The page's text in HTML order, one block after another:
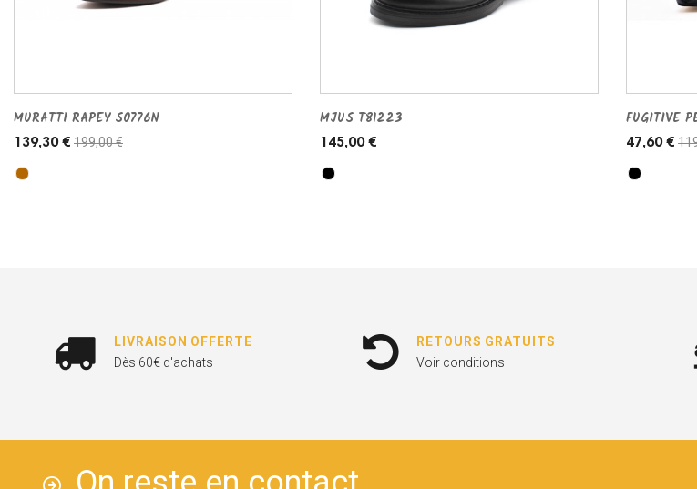
MURATTI RAPEY S0776N
139,30 € 199,00 €
MJUS T81223
145,00 €
FUGITIVE
47,60 €
LIVRAISON OFFERTE
Dès 60€ d'achats
RETOURS GRATUITS
Voir conditions